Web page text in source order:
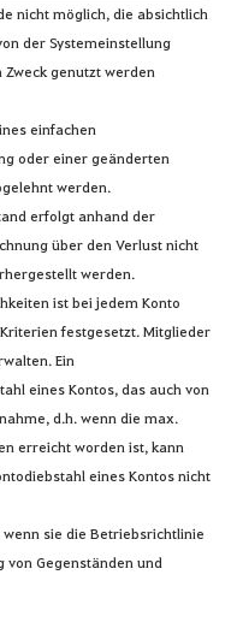
nicht möglich, die absichtlich
der Systemeinstellung
genutzt werden
einfachen
oder einer geänderten
werden.
erfolgt anhand der
über den Verlust nicht
werden.
ist bei jedem Konto
festgesetzt. Mitglieder
Ein
eines Kontos, das auch von
d.h. wenn die max.
erreicht worden ist, kann
eines Kontos nicht
sie die Betriebsrichtlinie
Gegenständen und